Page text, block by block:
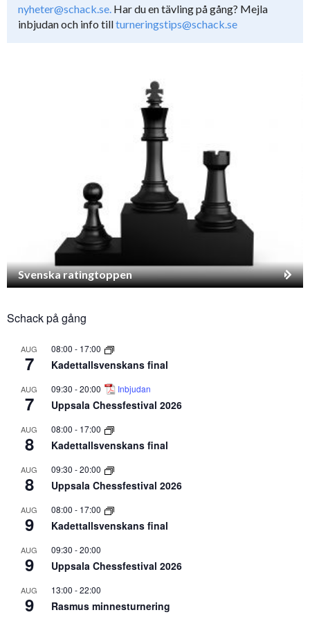
nyheter@schack.se. Har du en tävling på gång? Mejla
inbjudan och info tillturneringstips@schack.se
Svenska ratingtoppen
Schack på gång
AUG
7
08:00 - 17:00
Kadettallsvenskans final
AUG
7
09:30 -20:00 Inbjudan
Uppsala Chessfestival 2026
AUG
8
08:00 - 17:00
Kadettallsvenskans final
AUG
8
09:30 -20:00
Uppsala Chessfestival 2026
AUG
9
08:00 - 17:00
Kadettallsvenskans final
AUG
9
09:30 -20:00
Uppsala Chessfestival 2026
AUG
9
13:00 -22:00
Rasmus minnesturnering